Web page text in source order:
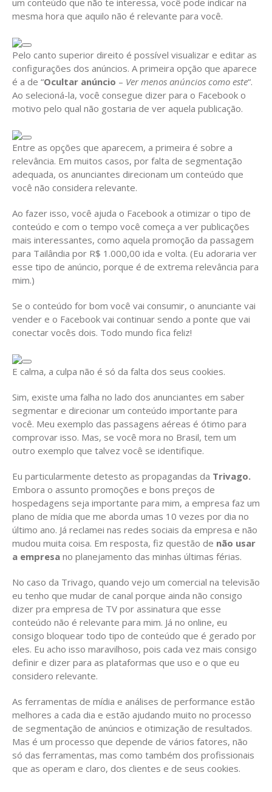
mesma hora que aquilo não é relevante para você.
Pelo canto superior direito é possível visualizar e editar as
configurações dos anúncios. A primeira opção que aparece
é a de “Ocultar anúncio – Ver menos anúncios como este“.
Ao selecioná-la, você consegue dizer para o Facebook o
motivo pelo qual não gostaria de ver aquela publicação.
Entre as opções que aparecem, a primeira é sobre a
relevância. Em muitos casos, por falta de segmentação
adequada, os anunciantes direcionam um conteúdo que
você não considera relevante.
Ao fazer isso, você ajuda o Facebook a otimizar o tipo de
conteúdo e com o tempo você começa a ver publicações
mais interessantes, como aquela promoção da passagem
para Tailândia por R$ 1.000,00 ida e volta. (Eu adoraria ver
esse tipo de anúncio, porque é de extrema relevância para
mim.)
Se o conteúdo for bom você vai consumir, o anunciante vai
vender e o Facebook vai continuar sendo a ponte que vai
conectar vocês dois. Todo mundo fica feliz!
E calma, a culpa não é só da falta dos seus cookies.
Sim, existe uma falha no lado dos anunciantes em saber
segmentar e direcionar um conteúdo importante para
você. Meu exemplo das passagens aéreas é ótimo para
comprovar isso. Mas, se você mora no Brasil, tem um
outro exemplo que talvez você se identifique.
Eu particularmente detesto as propagandas da Trivago.
Embora o assunto promoções e bons preços de
hospedagens seja importante para mim, a empresa faz um
plano de mídia que me aborda umas 10 vezes por dia no
último ano. Já reclamei nas redes sociais da empresa e não
mudou muita coisa. Em resposta, fiz questão de não usar
a empresa no planejamento das minhas últimas férias.
No caso da Trivago, quando vejo um comercial na televisão
eu tenho que mudar de canal porque ainda não consigo
dizer pra empresa de TV por assinatura que esse
conteúdo não é relevante para mim. Já no online, eu
consigo bloquear todo tipo de conteúdo que é gerado por
eles. Eu acho isso maravilhoso, pois cada vez mais consigo
definir e dizer para as plataformas que uso e o que eu
considero relevante.
As ferramentas de mídia e análises de performance estão
melhores a cada dia e estão ajudando muito no processo
de segmentação de anúncios e otimização de resultados.
Mas é um processo que depende de vários fatores, não
só das ferramentas, mas como também dos profissionais
que as operam e claro, dos clientes e de seus cookies.